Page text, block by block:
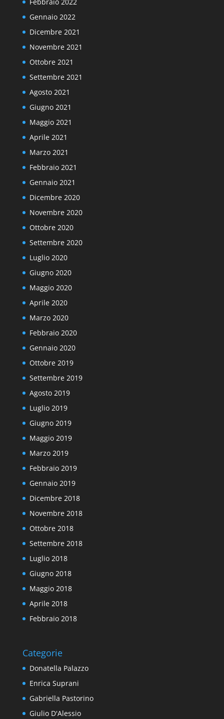
Gennaio 2022
Dicembre 2021
Novembre 2021
Ottobre 2021
Settembre 2021
Agosto 2021
Giugno 2021
Maggio 2021
Aprile 2021
Marzo 2021
Febbraio 2021
Gennaio 2021
Dicembre 2020
Novembre 2020
Ottobre 2020
Settembre 2020
Luglio 2020
Giugno 2020
Maggio 2020
Aprile 2020
Marzo 2020
Febbraio 2020
Gennaio 2020
Ottobre 2019
Settembre 2019
Agosto 2019
Luglio 2019
Giugno 2019
Maggio 2019
Marzo 2019
Febbraio 2019
Gennaio 2019
Dicembre 2018
Novembre 2018
Ottobre 2018
Settembre 2018
Luglio 2018
Giugno 2018
Maggio 2018
Aprile 2018
Febbraio 2018
Categorie
Donatella Palazzo
Enrica Suprani
Gabriella Pastorino
Giulio D'Alessio